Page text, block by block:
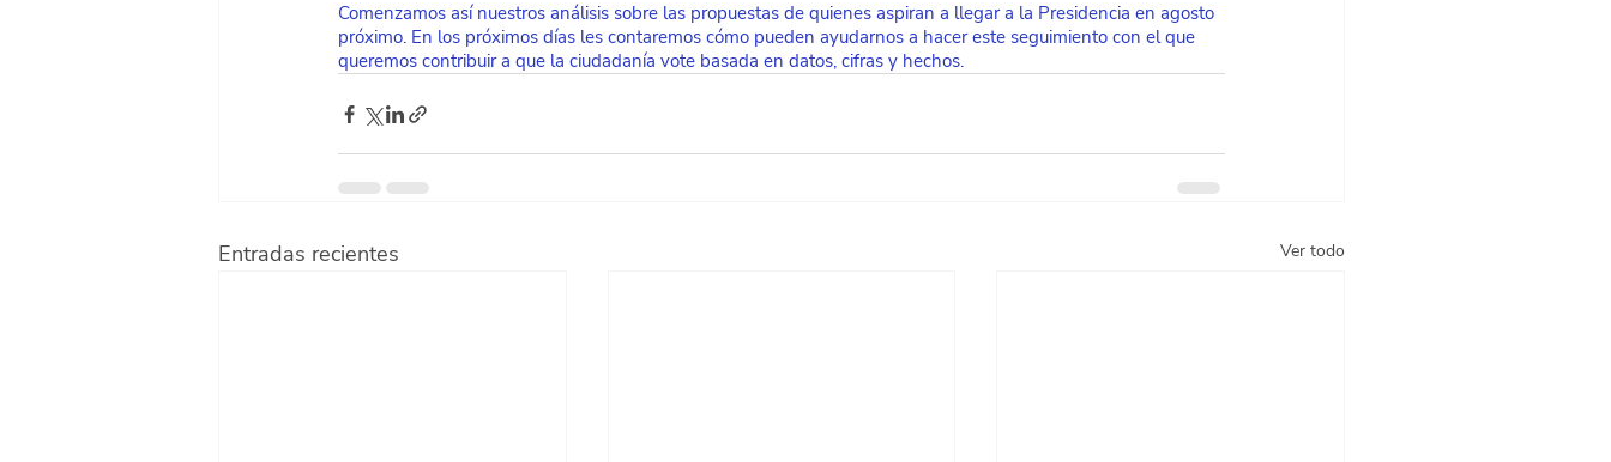
Comenzamos así nuestros análisis sobre las propuestas de quienes aspiran a llegar a la Presidencia en agosto
próximo. En los próximos días les contaremos cómo pueden ayudarnos a hacer este seguimiento con el que
queremos contribuir a que la ciudadanía vote basada en datos, cifras y hechos.
Entradas recientes Ver todo